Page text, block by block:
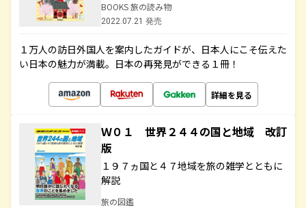
BOOKS 旅の読み物
2022.07.21 発売
１万人の訪日外国人を案内したガイドが、日本人にこそ伝えた
い日本の魅力が満載。日本の再発見ができる１冊！
詳細を見る
Ｗ０１ 世界２４４の国と地域 改訂
版
１９７ヵ国と４７地域を旅の雑学とともに
解説
旅の図鑑